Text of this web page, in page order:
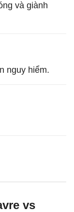
và giành
nguy hiểm.
vs